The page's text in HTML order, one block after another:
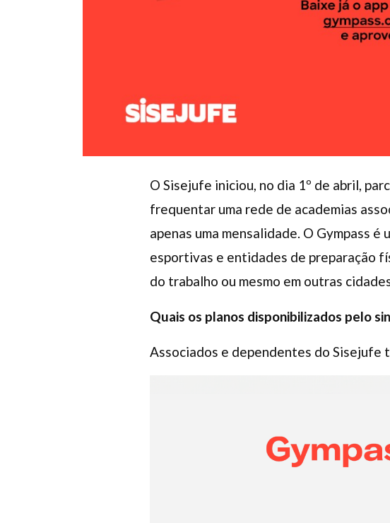
O Sisejufe iniciou, no dia 1º de abril,
frequentar uma rede de academias
apenas uma mensalidade. O Gympass
esportivas e entidades de preparação
do trabalho ou mesmo em outras
Quais os planos disponibilizados pelo
Associados e dependentes do Sisejufe